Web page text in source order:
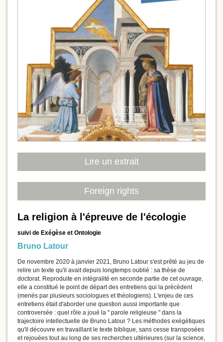
Lire un extrait
Foreign rights
La religion à l'épreuve de l'écologie
suivi de Exégèse et Ontologie
Bruno Latour
De novembre 2020 à janvier 2021, Bruno Latour s'est prêté au jeu de
relire un texte qu'il avait depuis longtemps oublié : sa thèse de
doctorat. Reproduite en intégralité en seconde partie de cet ouvrage,
elle a constitué le point de départ des entretiens qui la précèdent
(menés par plusieurs sociologues et théologiens). L'enjeu de ces
entretiens était d'aborder une question aussi importante que
controversée : quel rôle a joué la " parole religieuse " dans la
trajectoire intellectuelle de Bruno Latour ? Les méthodes exégétiques
qu'il découvre en travaillant le texte biblique, sans cesse transposées
et rejouées tout au long de ses recherches ultérieures (sur la science,